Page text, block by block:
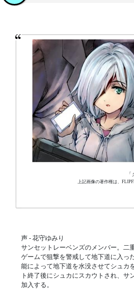
「
上記画像の著作権は、
声 - 花守ゆみり
サンセットレーベンズのメンバー。二
ゲームで狙撃を警戒して地下道に入っ
能によって地下道を水没させてシュカ
ト終了後にシュカにスカウトされ、サ
加入する。